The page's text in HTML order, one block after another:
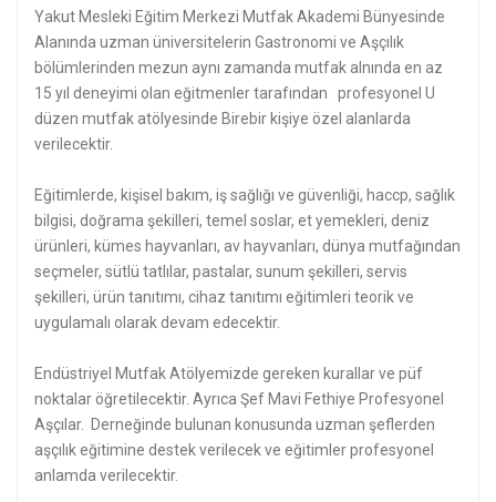
Yakut Mesleki Eğitim Merkezi Mutfak Akademi Bünyesinde
Alanında uzman üniversitelerin Gastronomi ve Aşçılık
bölümlerinden mezun aynı zamanda mutfak alnında en az
15 yıl deneyimi olan eğitmenler tarafından profesyonel U
düzen mutfak atölyesinde Birebir kişiye özel alanlarda
verilecektir.
Eğitimlerde, kişisel bakım, iş sağlığı ve güvenliği, haccp, sağlık
bilgisi, doğrama şekilleri, temel soslar, et yemekleri, deniz
ürünleri, kümes hayvanları, av hayvanları, dünya mutfağından
seçmeler, sütlü tatlılar, pastalar, sunum şekilleri, servis
şekilleri, ürün tanıtımı, cihaz tanıtımı eğitimleri teorik ve
uygulamalı olarak devam edecektir.
Endüstriyel Mutfak Atölyemizde gereken kurallar ve püf
noktalar öğretilecektir. Ayrıca Şef Mavi Fethiye Profesyonel
Aşçılar. Derneğinde bulunan konusunda uzman şeflerden
aşçılık eğitimine destek verilecek ve eğitimler profesyonel
anlamda verilecektir.